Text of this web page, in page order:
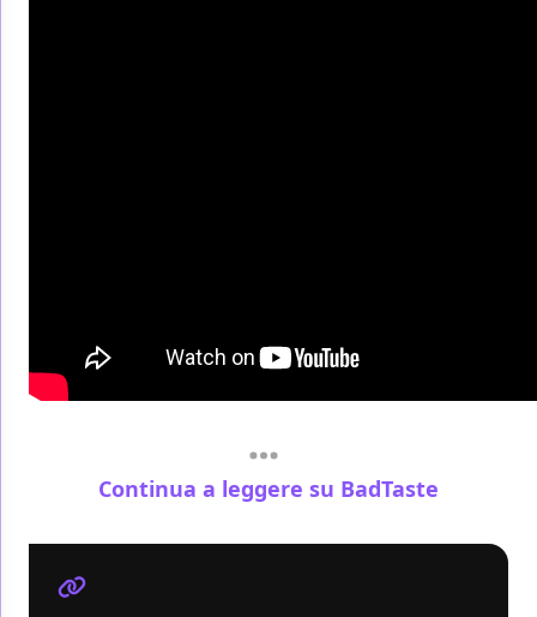
Continua a leggere su BadTaste